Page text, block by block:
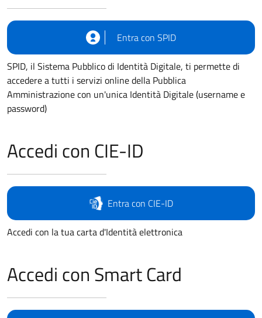
Entra con SPID
SPID, il Sistema Pubblico di Identità Digitale, ti permette di
accedere a tutti i servizi online della Pubblica
Amministrazione con un'unica Identità Digitale (username e
password)
Accedi con CIE-ID
Entra con CIE-ID
Accedi con la tua carta d'Identità elettronica
Accedi con Smart Card